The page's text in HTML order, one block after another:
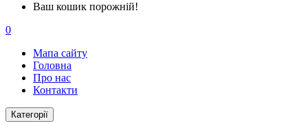
Ваш кошик порожній!
0
Мапа сайту
Головна
Про нас
Контакти
Категорії